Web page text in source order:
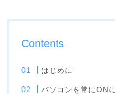
Contents
はじめに
パソコンを常にON